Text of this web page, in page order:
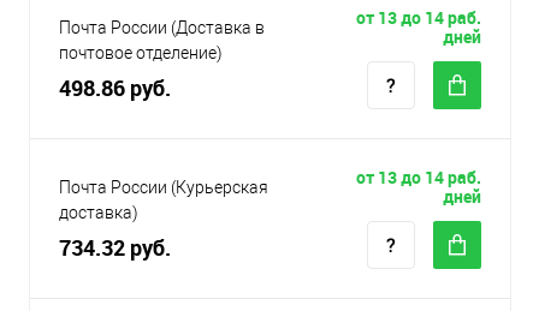
Почта России (Доставка в
почтовое отделение)
498.86 руб.
от 13 до 14 раб.
дней
Почта России (Курьерская
доставка)
734.32 руб.
от 13 до 14 раб.
дней